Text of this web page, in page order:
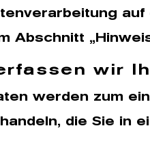
Abschnitt
wir
werden zum
die Sie in